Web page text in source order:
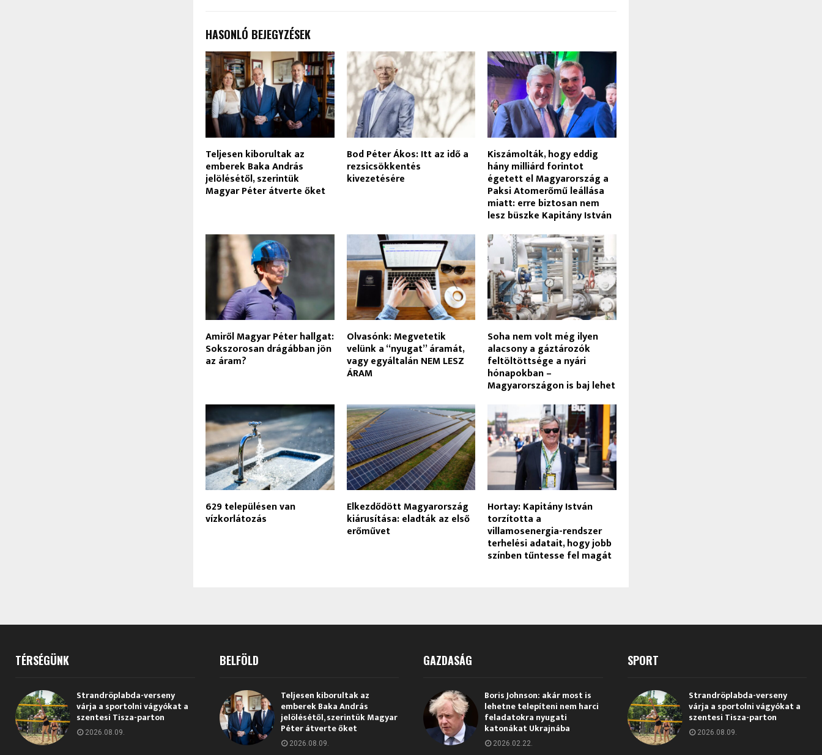
HASONLÓ BEJEGYZÉSEK
Teljesen kiborultak az
emberek Baka András
jelölésétől, szerintük
Magyar Péter átverte őket
Bod Péter Ákos: Itt az idő a
rezsicsökkentés
kivezetésére
Kiszámolták, hogy eddig
hány milliárd forintot
égetett el Magyarország a
Paksi Atomerőmű leállása
miatt: erre biztosan nem
lesz büszke Kapitány István
Amiről Magyar Péter hallgat:
Sokszorosan drágábban jön
az áram?
Olvasónk: Megvetetik
velünk a “nyugat” áramát,
vagy egyáltalán NEM LESZ
ÁRAM
Soha nem volt még ilyen
alacsony a gáztározók
feltöltöttsége a nyári
hónapokban –
Magyarországon is baj lehet
629 településen van
vízkorlátozás
Elkezdődött Magyarország
kiárusítása: eladták az első
erőművet
Hortay: Kapitány István
torzította a
villamosenergia-rendszer
terhelési adatait, hogy jobb
színben tűntesse fel magát
TÉRSÉGÜNK
Strandröplabda-verseny
várja a sportolni vágyókat a
szentesi Tisza-parton
2026.08.09.
BELFÖLD
Teljesen kiborultak az
emberek Baka András
jelölésétől, szerintük Magyar
Péter átverte őket
2026.08.09.
GAZDASÁG
Boris Johnson: akár most is
lehetne telepíteni nem harci
feladatokra nyugati
katonákat Ukrajnába
2026.02.22.
SPORT
Strandröplabda-verseny
várja a sportolni vágyókat a
szentesi Tisza-parton
2026.08.09.